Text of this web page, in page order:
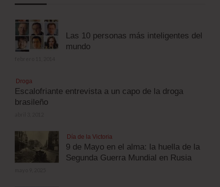
Las 10 personas más inteligentes del
mundo
Droga
Escalofriante entrevista a un capo de la droga
brasileño
Día de la Victoria
9 de Mayo en el alma: la huella de la
Segunda Guerra Mundial en Rusia